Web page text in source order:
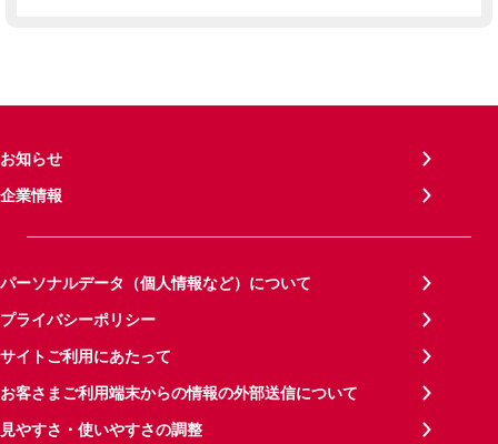
お知らせ
企業情報
パーソナルデータ（個人情報など）について
プライバシーポリシー
サイトご利用にあたって
お客さまご利用端末からの情報の外部送信について
見やすさ・使いやすさの調整